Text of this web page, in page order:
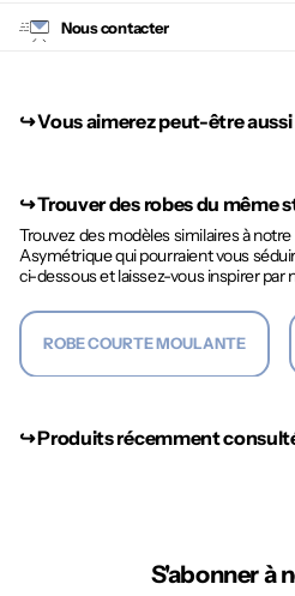
Nous contacter
↪︎ Vous aimerez peut-être aussi
↪︎Trouver des robes du même
Trouvez des modèles similaires à
Asymétrique qui pourraient vous
ci-dessous et laissez-vous inspirer par
ROBE COURTE MOULANTE
↪︎ Produits récemment
S'abonner à